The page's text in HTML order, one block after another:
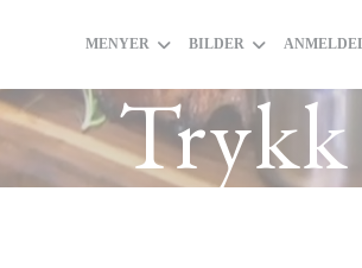
MENYER BILDER
Trykk